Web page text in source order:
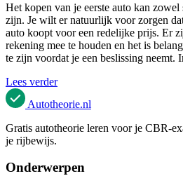
Het kopen van je eerste auto kan zowel
zijn. Je wilt er natuurlijk voor zorgen
auto koopt voor een redelijke prijs. Er
rekening mee te houden en het is
te zijn voordat je een beslissing
Lees verder
Autotheorie.nl
Gratis autotheorie leren voor je CBR-
je rijbewijs.
Onderwerpen